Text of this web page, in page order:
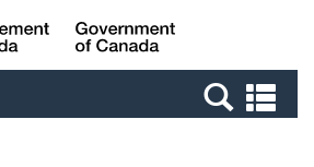
Passer
au
Passer
à
Canada
et